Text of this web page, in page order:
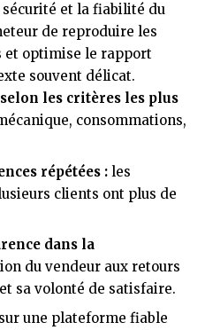
et la fiabilité du
de reproduire les
et optimise le rapport
souvent délicat.
les critères les plus
consommations,
répétées : les
clients ont plus de
dans la
du vendeur aux retours
sa volonté de satisfaire.
une plateforme fiable